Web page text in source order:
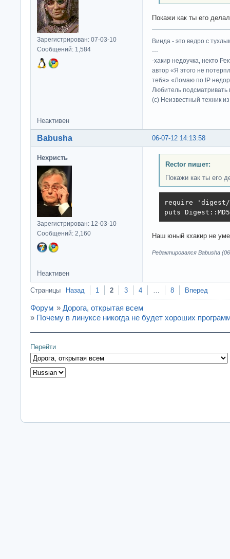
Зарегистрирован: 07-03-10
Сообщений: 1,584
Покажи как ты его
Винда - это ведро с
---
-хакир недоучка, некто
автор «Я этого не
тебя» «Ломаю по IP
Любитель подсматривать
(c) Неизвестный техник
Неактивен
06-07-12 14:13:58
Babusha
Нехристь
Зарегистрирован: 12-03-10
Сообщений: 2,160
Rector пишет:
Покажи как ты его
require 'digest/
puts
Наш юный кхакир не
Редактировался Babusha
Неактивен
Страницы Назад 1 2 3 4 … 8 Вперед
Форум » Дорога, открытая всем
» Почему в линуксе никогда не будет хороших
Перейти